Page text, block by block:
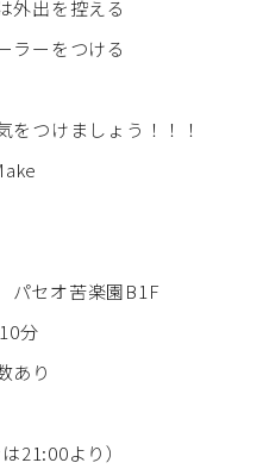
外出を控える
ラーをつける
をつけましょう！！！
セオ苦楽園B1F
分
あり
21:00より）